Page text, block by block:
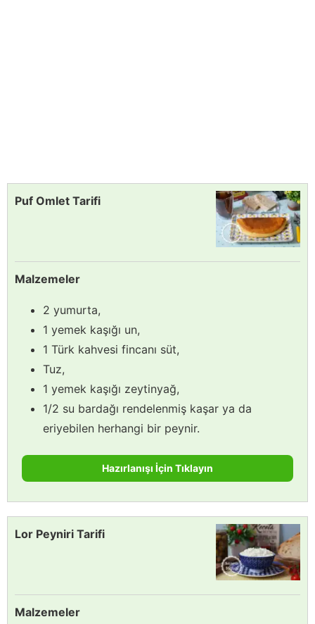
Puf Omlet Tarifi
Malzemeler
2 yumurta,
1 yemek kaşığı un,
1 Türk kahvesi fincanı süt,
Tuz,
1 yemek kaşığı zeytinyağ,
1/2 su bardağı rendelenmiş kaşar ya da
eriyebilen herhangi bir peynir.
Hazırlanışı İçin Tıklayın
Lor Peyniri Tarifi
Malzemeler